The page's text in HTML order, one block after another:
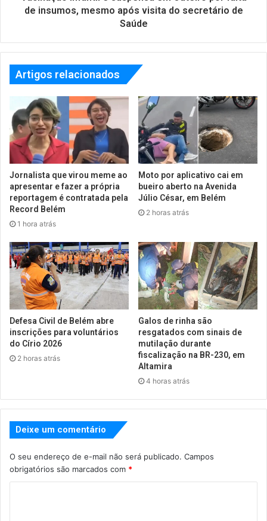
de insumos, mesmo após visita do secretário de
Saúde
Artigos relacionados
Jornalista que virou meme ao
apresentar e fazer a própria
reportagem é contratada pela
Record Belém
1 hora atrás
Moto por aplicativo cai em
bueiro aberto na Avenida
Júlio César, em Belém
2 horas atrás
Defesa Civil de Belém abre
inscrições para voluntários
do Círio 2026
2 horas atrás
Galos de rinha são
resgatados com sinais de
mutilação durante
fiscalização na BR-230, em
Altamira
4 horas atrás
Deixe um comentário
O seu endereço de e-mail não será publicado. Campos
obrigatórios são marcados com *